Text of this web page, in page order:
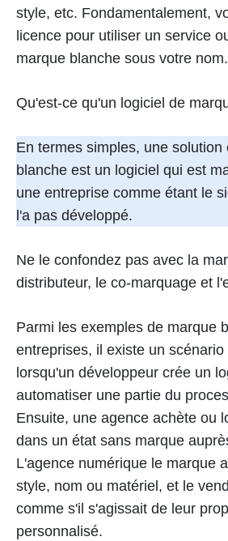
style, etc. Fondamentalement,
licence pour utiliser un service
marque blanche sous votre nom.
Qu'est-ce qu'un logiciel de
En termes simples, une solution
blanche est un logiciel qui est
une entreprise comme étant le
l'a pas développé.
Ne le confondez pas avec la
distributeur, le co-marquage et
Parmi les exemples de marque
entreprises, il existe un scénario
lorsqu'un développeur crée un
automatiser une partie du
Ensuite, une agence achète ou
dans un état sans marque
L'agence numérique le marque
style, nom ou matériel, et le
comme s'il s'agissait de leur
personnalisé.